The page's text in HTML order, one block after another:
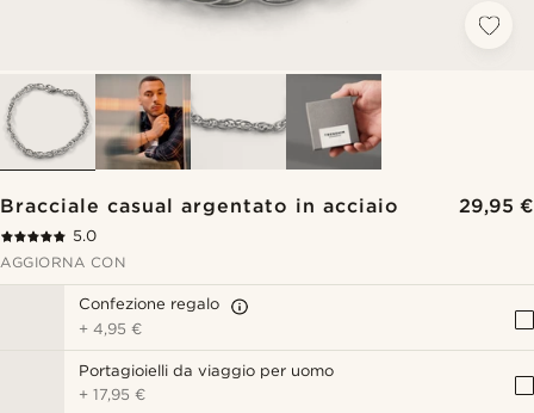
Bracciale casual argentato in acciaio 29,95 €
5.0
AGGIORNA CON
Confezione regalo
+4,95 €
Portagioielli da viaggio per uomo
+17,95 €